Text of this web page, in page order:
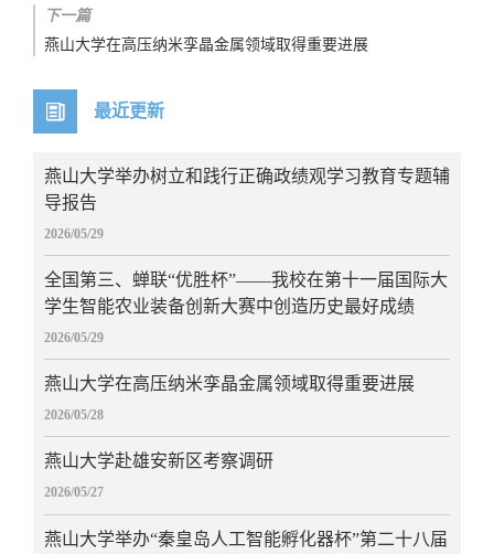
下一篇
燕山大学在高压纳米孪晶金属领域取得重要进展
最近更新
燕山大学举办树立和践行正确政绩观学习教育专题辅
导报告
2026/05/29
全国第三、蝉联“优胜杯”——我校在第十一届国际大
学生智能农业装备创新大赛中创造历史最好成绩
2026/05/29
燕山大学在高压纳米孪晶金属领域取得重要进展
2026/05/28
燕山大学赴雄安新区考察调研
2026/05/27
燕山大学举办“秦皇岛人工智能孵化器杯”第二十八届